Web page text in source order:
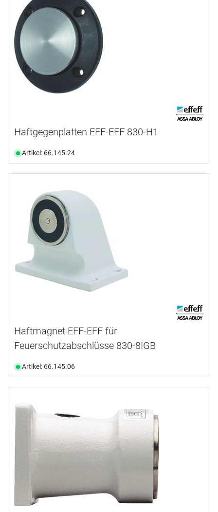
Haftgegenplatten EFF-EFF 830-H1
Artikel: 66.145.24
Haftmagnet EFF-EFF für
Feuerschutzabschlüsse 830-8IGB
Artikel: 66.145.06